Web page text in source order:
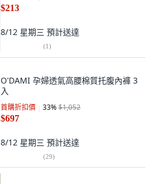
$213
8/12 星期三 預計送達
(1)
O'DAMI 孕婦透氣高腰棉質托腹內褲 3
入
首購折扣價 33%$1,052
$697
8/12 星期三 預計送達
(29)